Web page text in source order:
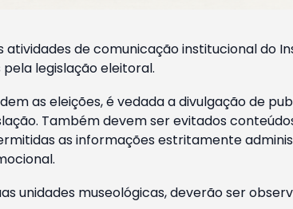
atividades de comunicação institucional do
legislação eleitoral.
as eleições, é vedada a divulgação de
Também devem ser evitados
as informações estritamente
unidades museológicas, deverão ser